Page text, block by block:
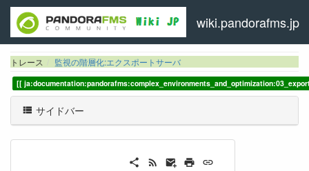
wiki.pandorafms.jp
トレース 監視の階層化:エクスポートサーバ
サイドバー